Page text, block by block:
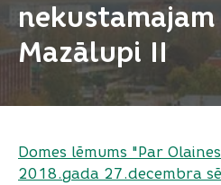
Mazālupi II
Domes lēmums "Par
2018.gada 27.decembra